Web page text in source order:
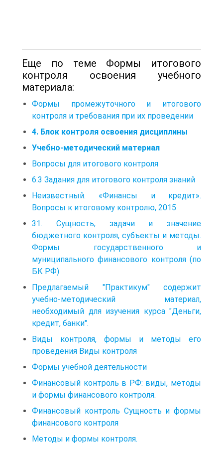
Еще по теме Формы итогового
контроля освоения учебного
материала:
Формы промежуточного и итогового
контроля и требования при их проведении
4. Блок контроля освоения дисциплины
Учебно-методический материал
Вопросы для итогового контроля
6.3 Задания для итогового контроля знаний
Неизвестный. «Финансы и кредит».
Вопросы к итоговому контролю, 2015
31. Сущность, задачи и значение
бюджетного контроля, субъекты и методы.
Формы государственного и
муниципального финансового контроля (по
БК РФ)
Предлагаемый "Практикум" содержит
учебно-методический материал,
необходимый для изучения курса "Деньги,
кредит, банки".
Виды контроля, формы и методы его
проведения Виды контроля
Формы учебной деятельности
Финансовый контроль в РФ: виды, методы
и формы финансового контроля.
Финансовый контроль Сущность и формы
финансового контроля
Методы и формы контроля.